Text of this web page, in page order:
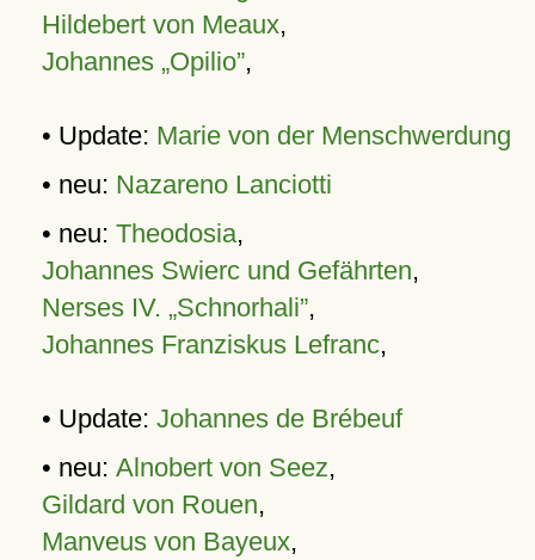
Hildebert von Meaux,
Johannes „Opilio”,
• Update: Marie von der Menschwerdung
• neu: Nazareno Lanciotti
• neu: Theodosia,
Johannes Swierc und Gefährten,
Nerses IV. „Schnorhali”,
Johannes Franziskus Lefranc,
• Update: Johannes de Brébeuf
• neu: Alnobert von Seez,
Gildard von Rouen,
Manveus von Bayeux,